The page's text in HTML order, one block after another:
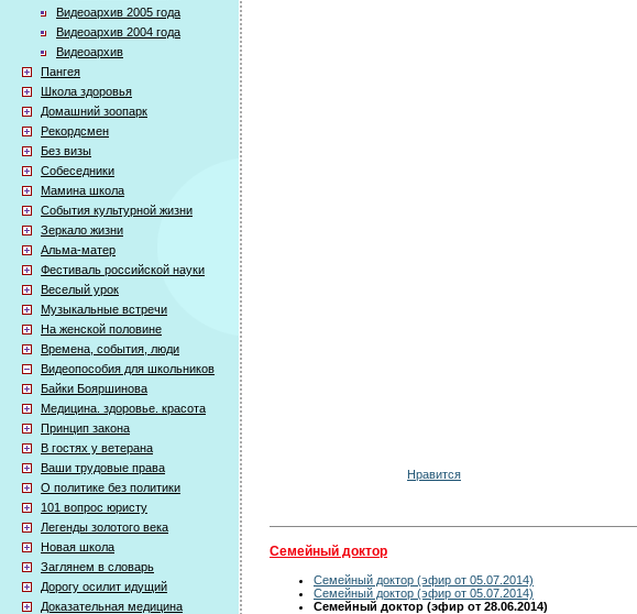
Видеоархив 2005 года
Видеоархив 2004 года
Видеоархив
Пангея
Школа здоровья
Домашний зоопарк
Рекордсмен
Без визы
Собеседники
Мамина школа
События культурной жизни
Зеркало жизни
Альма-матер
Фестиваль российской науки
Веселый урок
Музыкальные встречи
На женской половине
Времена, события, люди
Видеопособия для школьников
Байки Бояршинова
Медицина. здоровье. красота
Принцип закона
В гостях у ветерана
Ваши трудовые права
О политике без политики
101 вопрос юристу
Легенды золотого века
Новая школа
Заглянем в словарь
Дорогу осилит идущий
Доказательная медицина
Нравится
Семейный доктор
Семейный доктор (эфир от 05.07.2014)
Семейный доктор (эфир от 05.07.2014)
Семейный доктор (эфир от 28.06.2014)